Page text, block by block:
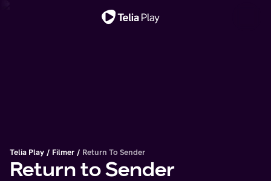
Telia Play Filmer Return To Sender
Return to Sender